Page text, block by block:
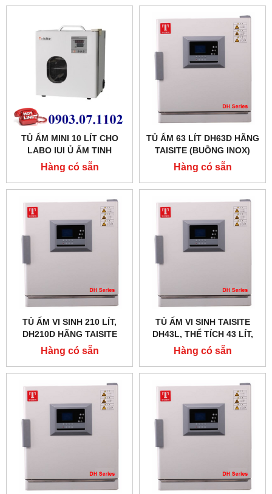
TỦ ẤM MINI 10 LÍT CHO
LABO IUI Ủ ẤM TINH
TRÙNG
Hàng có sẵn
TỦ ẤM 63 LÍT DH63D HÃNG
TAISITE (BUỒNG INOX)
Hàng có sẵn
TỦ ẤM VI SINH 210 LÍT,
DH210D HÃNG TAISITE
Hàng có sẵn
TỦ ẤM VI SINH TAISITE
DH43L, THỂ TÍCH 43 LÍT,
CÓ ĐÈN UV TIỆT TRÙNG
Hàng có sẵn